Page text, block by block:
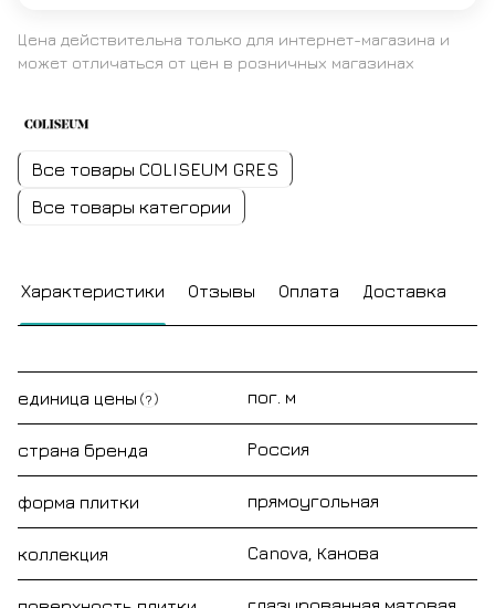
Цена действительна только для интернет-магазина и
может отличаться от цен в розничных магазинах
Все товары COLISEUM GRES
Все товары категории
Характеристики Отзывы Оплата Доставка
единица цены ? пог. м
страна бренда Россия
форма плитки прямоугольная
коллекция Canova, Канова